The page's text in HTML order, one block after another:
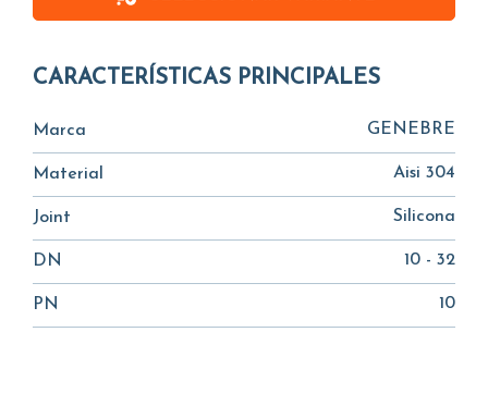
CARACTERÍSTICAS PRINCIPALES
Marca GENEBRE
Material Aisi 304
Joint Silicona
DN 10 - 32
PN 10